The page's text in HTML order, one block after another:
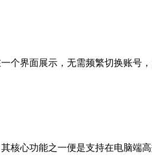
个界面展示，无需频繁切换账号，
核心功能之一便是支持在电脑端高